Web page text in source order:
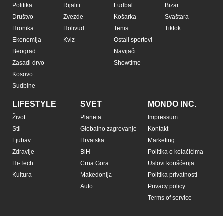
Politika
Društvo
Hronika
Ekonomija
Beograd
Zasadi drvo
Kosovo
Sudbine
Rijaliti
Zvezde
Holivud
Kviz
Fudbal
Košarka
Tenis
Ostali sportovi
Navijači
Showtime
Bizar
Svaštara
Tiktok
LIFESTYLE
Život
Stil
Ljubav
Zdravlje
Hi-Tech
Kultura
SVET
Planeta
Globalno zagrevanje
Hrvatska
BiH
Crna Gora
Makedonija
Auto
MONDO INC.
Impressum
Kontakt
Marketing
Politika o kolačićima
Uslovi korišćenja
Politika privatnosti
Privacy policy
Terms of service